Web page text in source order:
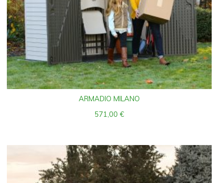
ARMADIO MILANO
571,00€